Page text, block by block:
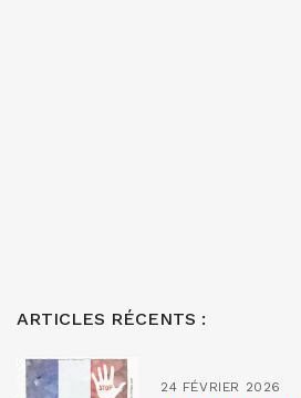
ARTICLES RÉCENTS :
24 FÉVRIER 2026